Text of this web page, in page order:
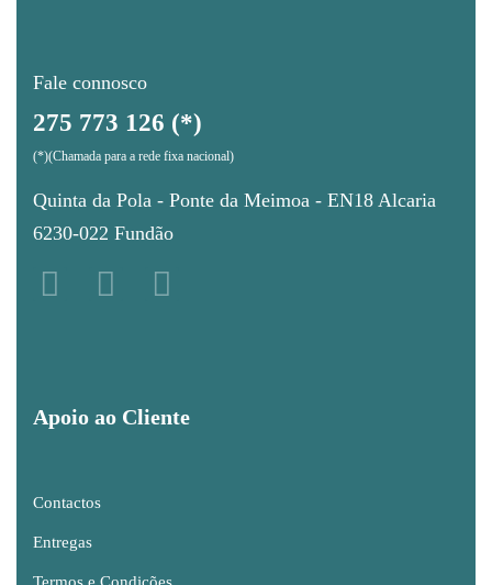
Fale connosco
275 773 126 (*)
(*)(Chamada para a rede fixa nacional)
Quinta da Pola - Ponte da Meimoa - EN18 Alcaria
6230-022 Fundão
Apoio ao Cliente
Contactos
Entregas